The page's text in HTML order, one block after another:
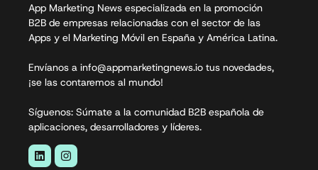
App Marketing News especializada en la promoción
B2B de empresas relacionadas con el sector de las
Apps y el Marketing Móvil en España y América Latina.
Envíanos a info@appmarketingnews.io tus novedades,
¡se las contaremos al mundo!
Síguenos: Súmate a la comunidad B2B española de
aplicaciones, desarrolladores y líderes.